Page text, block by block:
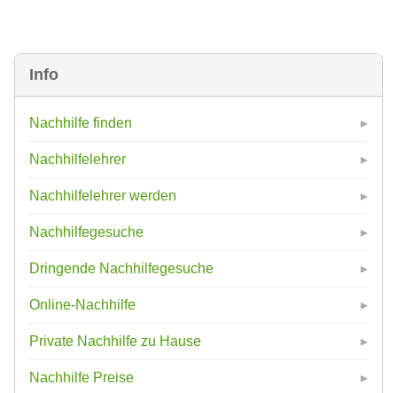
Info
Nachhilfe finden
Nachhilfelehrer
Nachhilfelehrer werden
Nachhilfegesuche
Dringende Nachhilfegesuche
Online-Nachhilfe
Private Nachhilfe zu Hause
Nachhilfe Preise